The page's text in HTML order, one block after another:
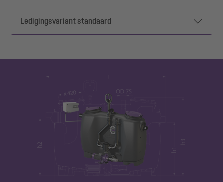
Ledigingsvariant standaard